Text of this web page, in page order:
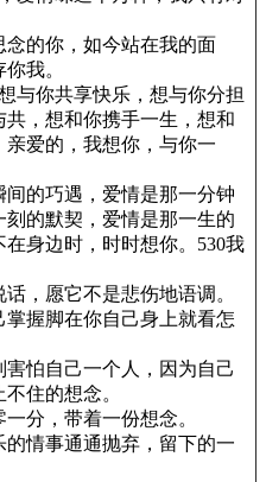
的你，如今站在我的面
我。
与你共享快乐，想与你分担
，想和你携手一生，想和
爱的，我想你，与你一
的巧遇，爱情是那一分钟
刻的默契，爱情是那一生的
身边时，时时想你。530我
，愿它不是悲伤地语调。
握脚在你自己身上就看怎
怕自己一个人，因为自己
住的想念。
分，带着一份想念。
情事通通抛弃，留下的一